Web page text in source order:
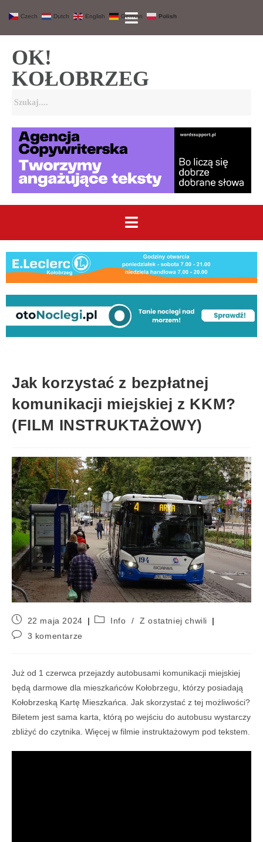
OK!
KOŁOBRZEG
Jak korzystać z bezpłatnej
komunikacji miejskiej z KKM?
(FILM INSTRUKTAŻOWY)
22 maja 2024 Info /
Z ostatniej chwili
3 komentarze
Już od 1 czerwca przejazdy autobusami komunikacji miejskiej
będą darmowe dla mieszkańców Kołobrzegu, którzy posiadają
Kołobrzeską Kartę Mieszkańca. Jak skorzystać z tej możliwości?
Biletem jest sama karta, którą po wejściu do autobusu wystarczy
zbliżyć do czytnika. Więcej w filmie instruktażowym pod tekstem.
Czech Dutch English German Polish